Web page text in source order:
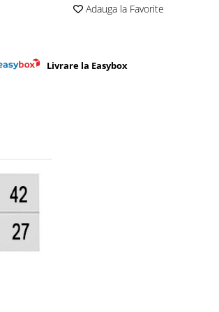
Adauga la Favorite
Livrare la Easybox